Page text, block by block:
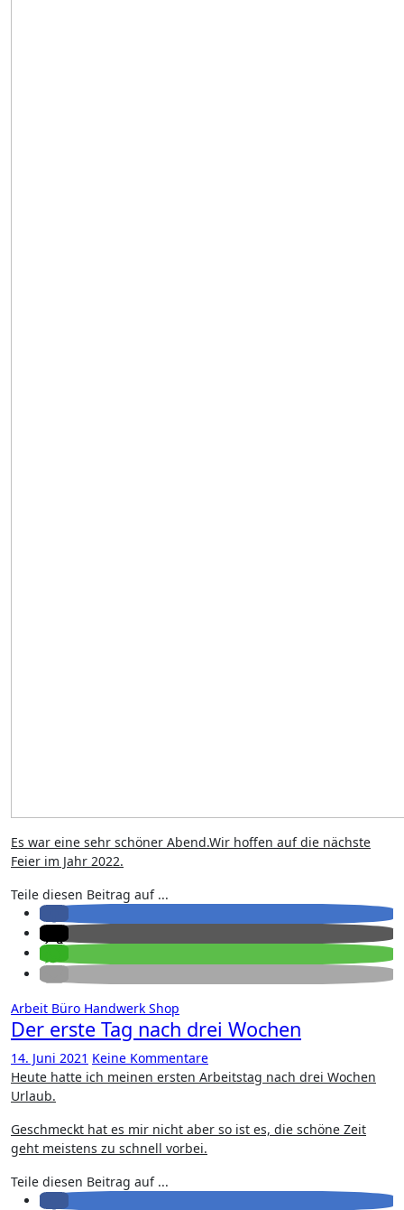
Es war eine sehr schöner Abend.Wir hoffen auf die nächste
Feier im Jahr 2022.
Teile diesen Beitrag auf ...
Arbeit Büro Handwerk Shop
Der erste Tag nach drei Wochen
14. Juni 2021 Keine Kommentare
Heute hatte ich meinen ersten Arbeitstag nach drei Wochen
Urlaub.
Geschmeckt hat es mir nicht aber so ist es, die schöne Zeit
geht meistens zu schnell vorbei.
Teile diesen Beitrag auf ...